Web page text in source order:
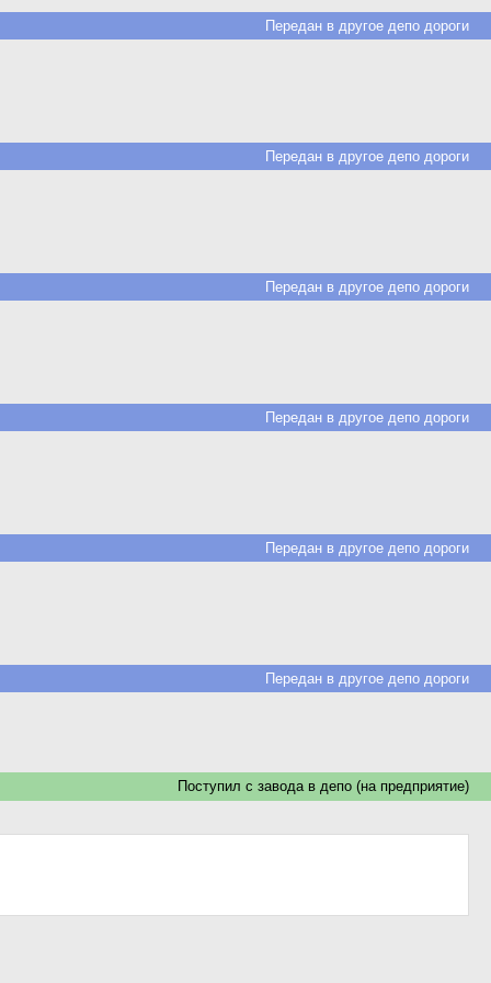
Передан в другое депо дороги
Передан в другое депо дороги
Передан в другое депо дороги
Передан в другое депо дороги
Передан в другое депо дороги
Передан в другое депо дороги
Поступил c завода в депо (на предприятие)